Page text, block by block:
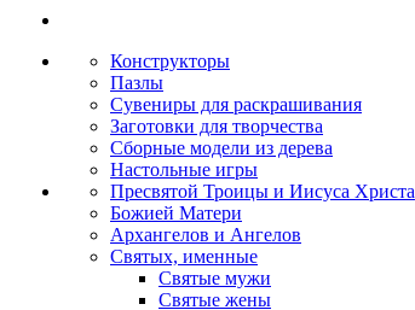
Конструкторы
Пазлы
Сувениры для раскрашивания
Заготовки для творчества
Сборные модели из дерева
Настольные игры
Пресвятой Троицы и Иисуса Христа
Божией Матери
Архангелов и Ангелов
Святых, именные
Святые мужи
Святые жены